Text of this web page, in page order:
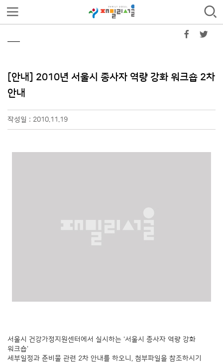
[안내] 2010년 서울시 종사자 역량 강화 워크숍 2차
안내
작성일 : 2010.11.19
서울시 건강가정지원센터에서 실시하는 '서울시 종사자 역량 강화
워크숍'
세부일정과 준비물 관련 2차 안내를 하오니, 첨부파일을 참조하시기